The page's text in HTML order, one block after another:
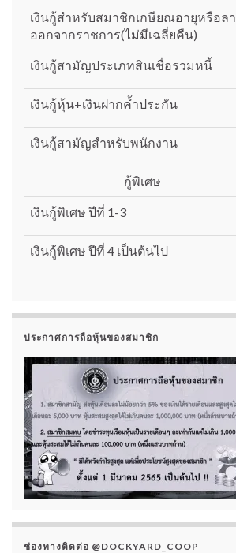
เงินกู้สำหรับสมาชิกเกษียณอายุหรือลา
ออกจากราชการ(ไม่มีเฉลี่ยคืน)
เงินกู้สามัญประเภทสินเชื่อรวมหนี้
เงินกู้หุ้น+เงินฝากค้ำประกัน
เงินกู้สามัญสำหรับพนักงาน
กู้พิเศษ
เงินกู้พิเศษ ปีที่ 1-3
เงินกู้พิเศษ ปีที่ 4 เป็นต้นไป
ประกาศการถือหุ้นของสมาชิก
ช่องทางติดต่อ @DOCKYARD_COOP